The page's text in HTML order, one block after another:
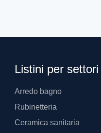
Listini per settori
Arredo bagno
Rubinetteria
Ceramica sanitaria